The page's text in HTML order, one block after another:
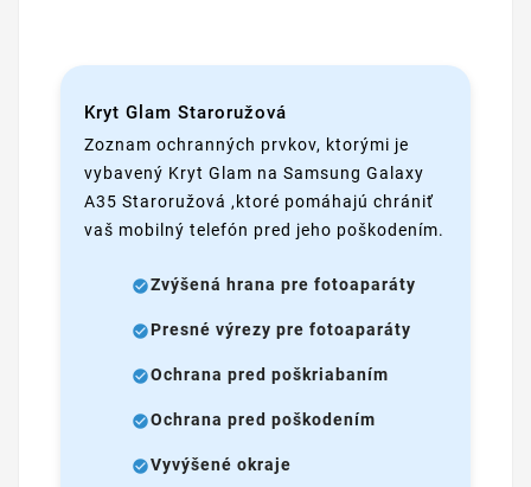
Kryt Glam Staroružová
Zoznam ochranných prvkov, ktorými je
vybavený Kryt Glam na Samsung Galaxy
A35 Staroružová ,ktoré pomáhajú chrániť
vaš mobilný telefón pred jeho poškodením.
Zvýšená hrana pre fotoaparáty
Presné výrezy pre fotoaparáty
Ochrana pred poškriabaním
Ochrana pred poškodením
Vyvýšené okraje